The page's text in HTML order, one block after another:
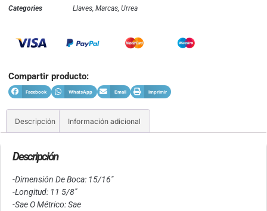
Categories
Llaves Marcas Urrea
Compartir producto:
Facebook WhatsApp Email Imprimir
Descripción Información adicional
Descripción
-Dimensión De Boca: 15/16″
-Longitud: 11 5/8″
-Sae O Métrico: Sae